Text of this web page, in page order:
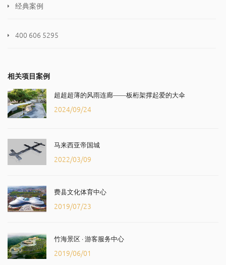
经典案例
400 606 5295
相关项目案例
超超超薄的风雨连廊——板桁架撑起爱的大伞
2024/09/24
马来西亚帝国城
2022/03/09
费县文化体育中心
2019/07/23
竹海景区 · 游客服务中心
2019/06/01